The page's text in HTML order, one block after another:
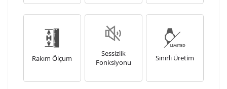
Rakım Ölçum
Sessizlik
Fonksiyonu
Sınırlı Üretim